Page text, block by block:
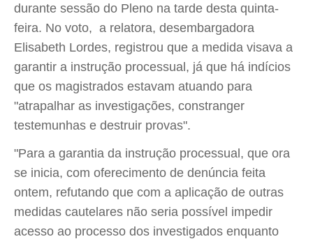
durante sessão do Pleno na tarde desta quinta-
feira. No voto, a relatora, desembargadora
Elisabeth Lordes, registrou que a medida visava a
garantir a instrução processual, já que há indícios
que os magistrados estavam atuando para
"atrapalhar as investigações, constranger
testemunhas e destruir provas".
"Para a garantia da instrução processual, que ora
se inicia, com oferecimento de denúncia feita
ontem, refutando que com a aplicação de outras
medidas cautelares não seria possível impedir
acesso ao processo dos investigados enquanto